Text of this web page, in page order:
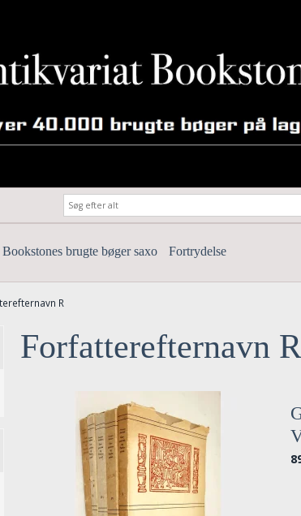
Bookstones brugte bøger saxo Fortrydelse
R
Forfatterefternavn R